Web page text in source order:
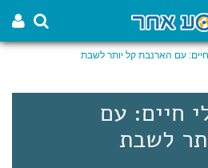
עם הארנבת קל יותר לשבת
חיים: עם
לשבת